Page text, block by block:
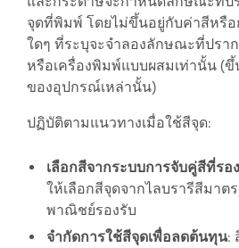
จุดที่พิมพ์ โดยไม่ขึ้นอยู่กับค่าสีหรือ
ใดๆ ที่ระบุจะจำลองลักษณะที่ปรา
หรือเครื่องพิมพ์แบบผสมเท่านั้น (
ของอุปกรณ์เหล่านั้น)
ปฏิบัติตามแนวทางเมื่อใช้สีจุด:
เลือกสีจากระบบการจับคู่สีที่รอ
ให้เลือกสีจุดจากไลบรารีสีมาต
พาณิชย์รองรับ
จำกัดการใช้สีจุดเพื่อลดต้นทุน: